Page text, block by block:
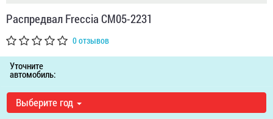
Распредвал Freccia CM05-2231
0 отзывов
Уточните
автомобиль:
Выберите год